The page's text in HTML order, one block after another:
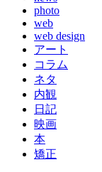
photo
web
web design
アート
コラム
ネタ
内観
日記
映画
本
矯正